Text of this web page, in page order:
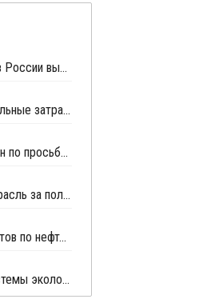
Индекс химического производства в России вырос на 3,6% в январе - сентябре
СИБУР в 2015 году сократил капитальные затраты на 9%
ФАС вывела формулу цены на этилен по просьбе Роснефти и Саянскхимпласта
Объем инвестиций в химическую отрасль за полгода увеличился на 8,4%
Минэконом Башкирии внес 11 проектов по нефтехимии в число приоритетных
СИБУР-Нефтехим прошел аудит системы экологического менеджмента